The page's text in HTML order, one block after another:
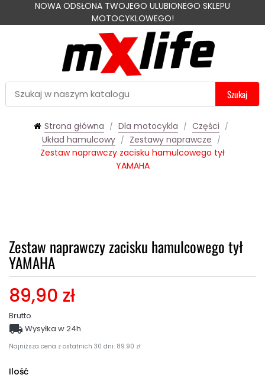
NOWA ODSŁONA TWOJEGO ULUBIONEGO SKLEPU
MOTOCYKLOWEGO!
Szukaj
Strona główna Dla motocykla
Części
Układ hamulcowy
Zestawy naprawcze
Zestaw naprawczy zacisku hamulcowego tył
YAMAHA
Zestaw naprawczy zacisku hamulcowego tył
YAMAHA
89,90 zł
Brutto
Najniższa cena z ostatnich 30 dni: 89.90 zł
 Wysyłka w 24h
Ilość